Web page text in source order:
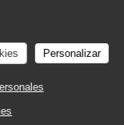
Personalizar